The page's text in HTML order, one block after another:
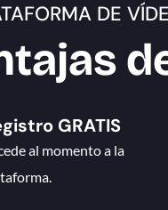
DE
GRATIS
al momento a la